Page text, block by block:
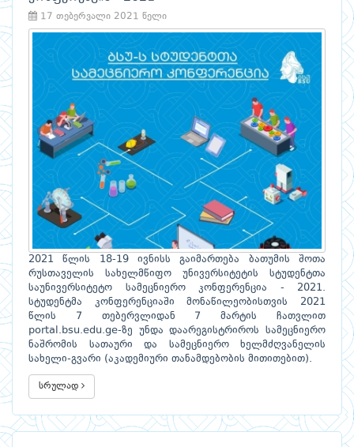
17 თებერვალი 2021 წელი
2021 წლის 18-19 ივნისს გაიმართება ბათუმის შოთა
რუსთაველის სახელმწიფო უნივერსიტეტის სტუდენტთა
საუნივერსიტეტო სამეცნიერო კონფერენცია - 2021.
სტუდენტმა კონფერენციაში მონაწილეობისთვის 2021
წლის 7 თებერვლიდან 7 მარტის ჩათვლით
portal.bsu.edu.ge-ზე უნდა დაარეგისტრიროს სამეცნიერო
ნაშრომის სათაური და სამეცნიერო ხელმძღვანელის
სახელი-გვარი (აკადემიური თანამდებობის მითითებით).
სრულად